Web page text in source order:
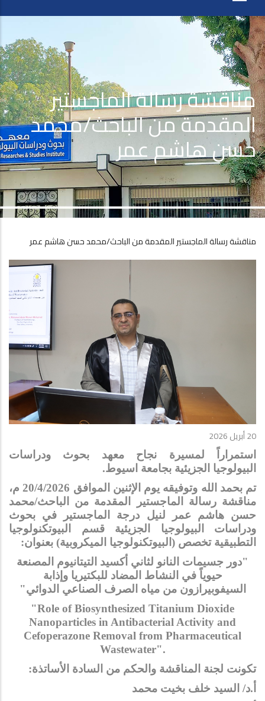
مناقشة رسالة الماجستير
المقدمة من الباحث/محمد
حسن هاشم عمر
مناقشة رسالة الماجستير المقدمة من الباحث/محمد حسن هاشم عمر
20 أبريل 2026
استمراراً لمسيرة نجاح معهد بحوث ودراسات
البيولوجيا الجزيئية بجامعة اسيوط.
تم بحمد الله وتوفيقه يوم الإثنين الموافق 20/4/2026 م،
مناقشة رسالة الماجستير المقدمة من الباحث/محمد
حسن هاشم عمر لنيل درجة الماجستير في بحوث
ودراسات البيولوجيا الجزيئية قسم البيوتكنولوجيا
التطبيقية تخصص (البيوتكنولوجيا الميكروبية) بعنوان:
"دور جسيمات النانو لثاني أكسيد التيتانيوم المصنعة
حيوياً في النشاط المضاد للبكتيريا وإذابة
السيفوبيرازون من مياه الصرف الصناعي الدوائي"
"Role of Biosynthesized Titanium Dioxide
Nanoparticles in Antibacterial Activity and
Cefoperazone Removal from Pharmaceutical
Wastewater".
تكونت لجنة المناقشة والحكم من السادة الأساتذة:
أ.د/ السيد خلف بخيت محمد